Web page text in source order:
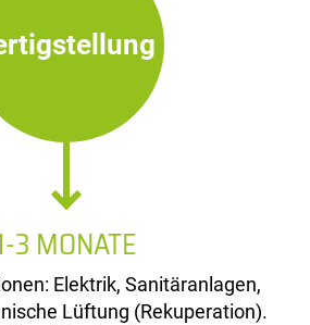
3 MONATE
Elektrik, Sanitäranlagen,
Lüftung (Rekuperation).